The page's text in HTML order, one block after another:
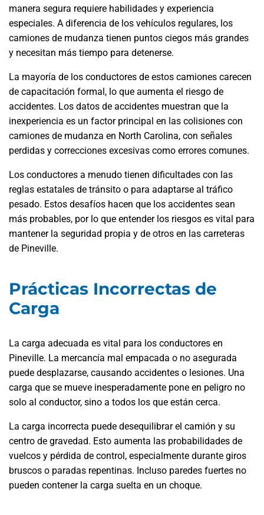
manera segura requiere habilidades y experiencia
especiales. A diferencia de los vehículos regulares, los
camiones de mudanza tienen puntos ciegos más grandes
y necesitan más tiempo para detenerse.
La mayoría de los conductores de estos camiones carecen
de capacitación formal, lo que aumenta el riesgo de
accidentes. Los datos de accidentes muestran que la
inexperiencia es un factor principal en las colisiones con
camiones de mudanza en North Carolina, con señales
perdidas y correcciones excesivas como errores comunes.
Los conductores a menudo tienen dificultades con las
reglas estatales de tránsito o para adaptarse al tráfico
pesado. Estos desafíos hacen que los accidentes sean
más probables, por lo que entender los riesgos es vital para
mantener la seguridad propia y de otros en las carreteras
de Pineville.
Prácticas Incorrectas de
Carga
La carga adecuada es vital para los conductores en
Pineville. La mercancía mal empacada o no asegurada
puede desplazarse, causando accidentes o lesiones. Una
carga que se mueve inesperadamente pone en peligro no
solo al conductor, sino a todos los que están cerca.
La carga incorrecta puede desequilibrar el camión y su
centro de gravedad. Esto aumenta las probabilidades de
vuelcos y pérdida de control, especialmente durante giros
bruscos o paradas repentinas. Incluso paredes fuertes no
pueden contener la carga suelta en un choque.